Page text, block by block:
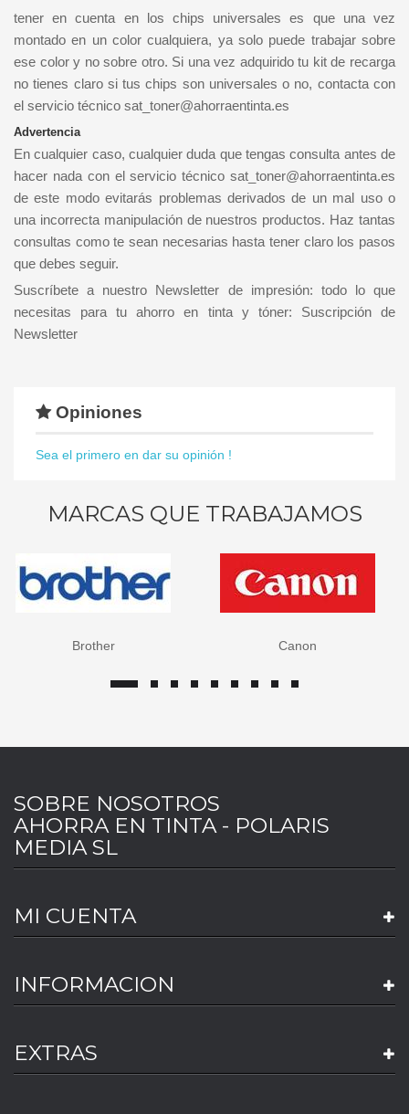
tener en cuenta en los chips universales es que una vez
montado en un color cualquiera, ya solo puede trabajar sobre
ese color y no sobre otro. Si una vez adquirido tu kit de recarga
no tienes claro si tus chips son universales o no, contacta con
el servicio técnico sat_toner@ahorraentinta.es
Advertencia
En cualquier caso, cualquier duda que tengas consulta antes de
hacer nada con el servicio técnico sat_toner@ahorraentinta.es
de este modo evitarás problemas derivados de un mal uso o
una incorrecta manipulación de nuestros productos. Haz tantas
consultas como te sean necesarias hasta tener claro los pasos
que debes seguir.
Suscríbete a nuestro Newsletter de impresión: todo lo que
necesitas para tu ahorro en tinta y tóner: Suscripción de
Newsletter
Opiniones
Sea el primero en dar su opinión !
MARCAS QUE TRABAJAMOS
Brother Canon
SOBRE NOSOTROS
AHORRA EN TINTA - POLARIS
MEDIA SL
MI CUENTA
INFORMACION
EXTRAS